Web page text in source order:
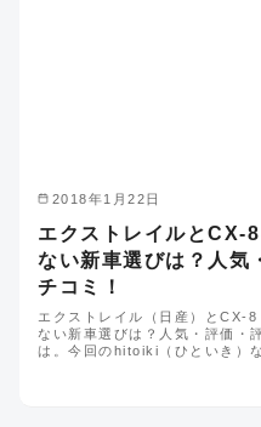
2018年1月22日
エクストレイルとCX-
ない新車選びは？人気
チコミ！
エクストレイル（日産）とCX-
ない新車選びは？人気・評価・
は。今回のhitoiki（ひといき）